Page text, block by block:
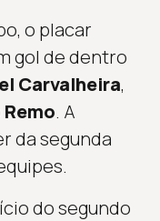
o placar
gol de dentro
Carvalheira,
Remo. A
da segunda
do segundo